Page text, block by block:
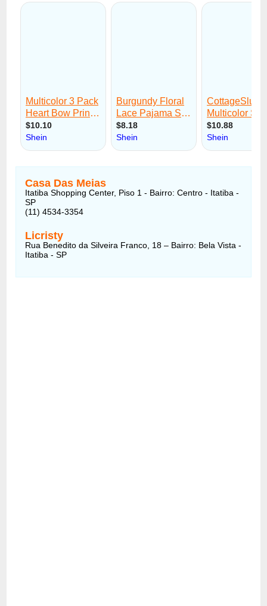
Casa Das Meias
Itatiba Shopping Center, Piso 1 - Bairro: Centro - Itatiba -
SP
(11) 4534-3354
Licristy
Rua Benedito da Silveira Franco, 18 – Bairro: Bela Vista -
Itatiba - SP